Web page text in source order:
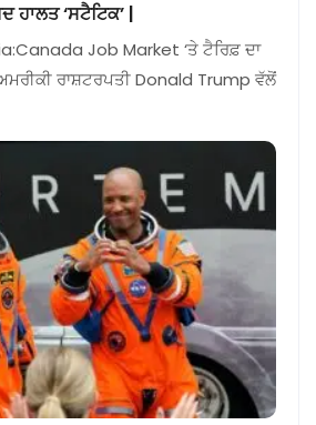
‘ਸਟੈਟਿਕ’ |
Job Market ‘ਤੇ ਟੈਰਿਫ਼ ਦਾ
ਰਾਸ਼ਟਰਪਤੀ Donald Trump ਵੱਲੋਂ